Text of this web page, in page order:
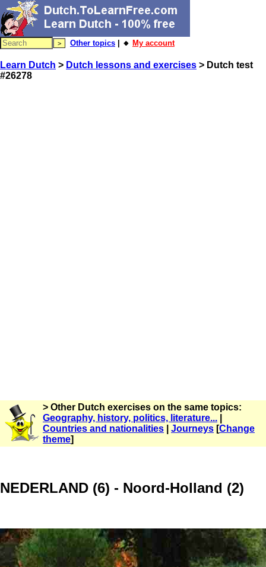
Other topics | 🔸 My account
Learn Dutch > Dutch lessons and exercises > Dutch test
#26278
> Other Dutch exercises on the same topics:
Geography, history, politics, literature...
Countries and nationalities
Journeys [Change
theme]
NEDERLAND (6) - Noord-Holland (2)